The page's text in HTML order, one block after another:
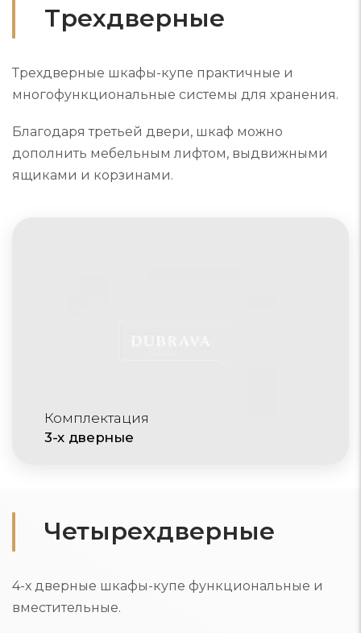
Комплектация
3-х дверные
Трехдверные
Трехдверные шкафы-купе практичные и
многофункциональные системы для хранения.
Благодаря третьей двери, шкаф можно
дополнить мебельным лифтом, выдвижными
ящиками и корзинами.
Четырехдверные
4-х дверные шкафы-купе функциональные и
вместительные.